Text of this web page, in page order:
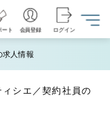
ート 会員登録 ログイン
求人情報
ィシエ／契約社員の